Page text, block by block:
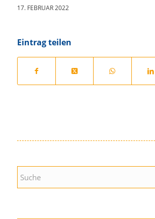
17. FEBRUAR 2022
Eintrag teilen